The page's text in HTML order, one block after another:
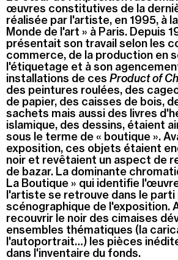
œuvres constitutives de la
réalisée par l'artiste, en 1995, à
Monde de l'art » à Paris. Depuis
présentait son travail selon les
commerce, de la production en
l'étiquetage et à son
installations de ces Product of
des peintures roulées, des
de papier, des caisses de bois,
sachets mais aussi des livres
islamique, des dessins, étaient
sous le terme de « boutique ».
exposition, ces objets étaient
noir et revêtaient un aspect de
de bazar. La dominante
La Boutique » qui identifie
l'artiste se retrouve dans le parti
scénographique de l'exposition.
recouvrir le noir des cimaises
ensembles thématiques (la
l'autoportrait…) les pièces
dans l'inventaire du fonds.